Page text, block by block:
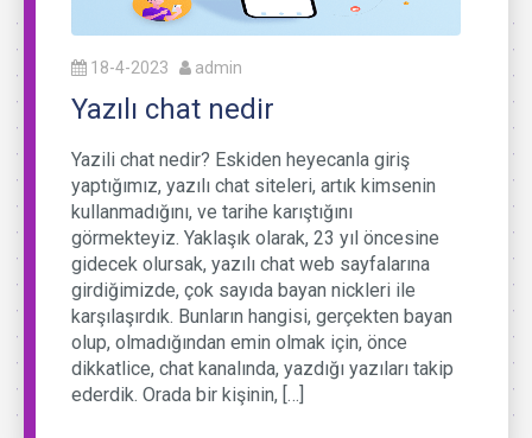
18-4-2023 admin
Yazılı chat nedir
Yazili chat nedir? Eskiden heyecanla giriş
yaptığımız, yazılı chat siteleri, artık kimsenin
kullanmadığını, ve tarihe karıştığını
görmekteyiz. Yaklaşık olarak, 23 yıl öncesine
gidecek olursak, yazılı chat web sayfalarına
girdiğimizde, çok sayıda bayan nickleri ile
karşılaşırdık. Bunların hangisi, gerçekten bayan
olup, olmadığından emin olmak için, önce
dikkatlice, chat kanalında, yazdığı yazıları takip
ederdik. Orada bir kişinin, […]